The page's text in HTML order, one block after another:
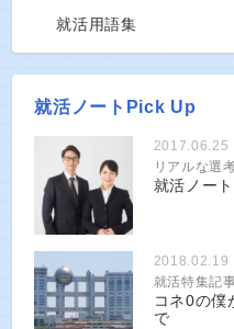
就活用語集
就活ノートPick Up
2017.06.25
リアルな選
就活ノー
2018.02.19
就活特集記
コネ0の僕
で